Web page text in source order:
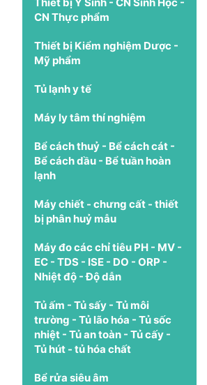
CN Thực phẩm
Thiết bị Kiểm nghiệm Dược -
Mỹ phẩm
Tủ lạnh y tế
Máy ly tâm thí nghiệm
Bể cách thuỷ - Bể cách cát -
Bể cách dầu - Bể tuần hoàn
lạnh
Máy chiết - chưng cất - thiết
bị phân huỷ mẫu
Máy đo các chỉ tiêu PH - MV -
EC - TDS - ISE - DO - ORP -
Nhiệt độ - Độ dẫn
Tủ ấm - Tủ sấy - Tủ môi
trường - Tủ lão hóa - Tủ sốc
nhiệt - Tủ an toàn - Tủ cấy -
Tủ hút - tủ hóa chất
Bể rửa siêu âm